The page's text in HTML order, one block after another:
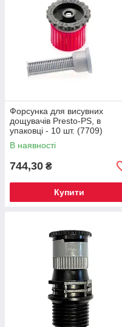
Форсунка для висувних
дощувачів Presto-PS, в
упаковці - 10 шт. (7709)
В наявності
744,30 ₴
Купити